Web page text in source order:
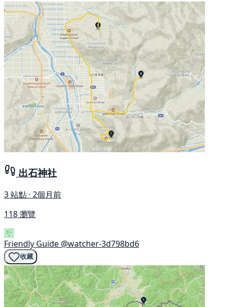
出石神社
3 站點 · 2個月前
118 瀏覽
Friendly Guide @watcher-3d798bd6
收藏